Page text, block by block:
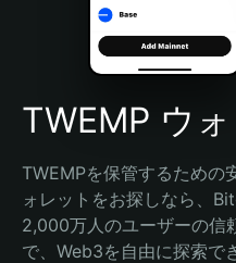
Português (Brasil)
Español (Argentina)
TWEMP ウ
TWEMPを保管するための
ォレットをお探しなら、
2,000万人のユーザーの信
で、Web3を自由に探索で